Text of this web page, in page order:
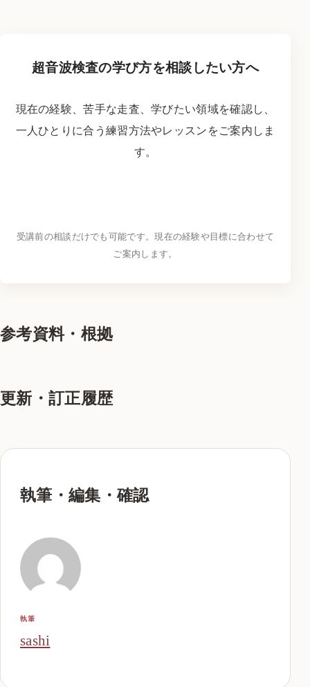
超音波検査の学び方を相談したい方へ
現在の経験、苦手な走査、学びたい領域を確認し、
一人ひとりに合う練習方法やレッスンをご案内しま
す。
受講前の相談だけでも可能です。現在の経験や目標に合わせて
ご案内します。
参考資料・根拠
更新・訂正履歴
執筆・編集・確認
執筆
sashi